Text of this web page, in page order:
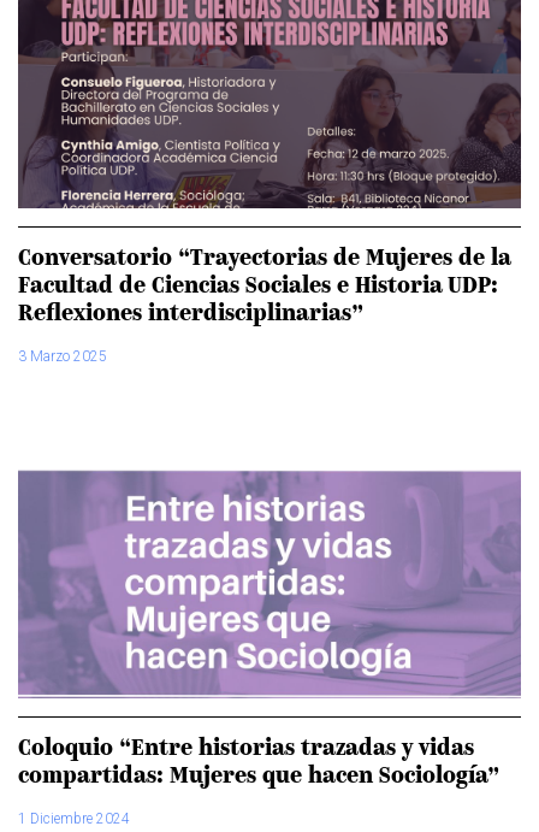
Conversatorio “Trayectorias de Mujeres de la
Facultad de Ciencias Sociales e Historia UDP:
Reflexiones interdisciplinarias”
3 Marzo 2025
Coloquio “Entre historias trazadas y vidas
compartidas: Mujeres que hacen Sociología”
1 Diciembre 2024